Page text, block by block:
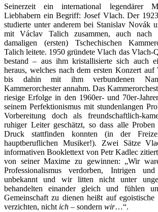
Seinerzeit ein international legendärer
Liebhabern ein Begriff: Josef Vlach. Der
studierte unter anderem bei Stanislav Novák
mit Václav Talich zusammen, auch nach
damaligen (ersten) Tschechischen
Talich leitete. 1950 gründete Vlach das Vlach-
bestand – aus ihm kristallisierte sich auch
heraus, welches nach dem ersten Konzert auf
bis dahin mit ihm verbundenen
Kammerorchester annahm. Das
riesige Erfolge in den 1960er- und 70er-
seinem Perfektionismus mit stundenlangen
Vorbereitung doch als freundschaftlich-
ruhiger Leiter geschätzt, so dass alle
Druck stattfinden konnten (in der
hauptberuflichen Musiker!). Zwei Sätze
informativen Booklettext von Petr Kadlec
von seiner Maxime zu gewinnen: „Wir
Professionalismus verdorben, Intrigen
unbekannt und wir litten nicht unter
behandelten einander gleich und fühlen
Gemeinschaft zu dienen heißt auf egoistische
verzichten, nicht ich – sondern wir…“.